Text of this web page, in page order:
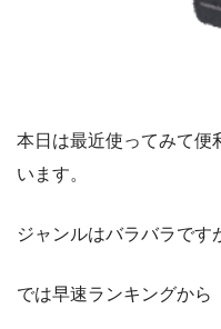
本日は最近使ってみて便
います。
ジャンルはバラバラです
では早速ランキングから